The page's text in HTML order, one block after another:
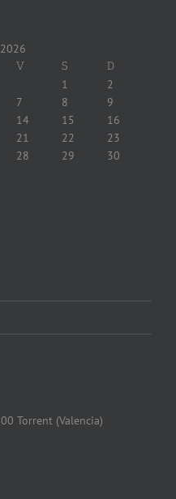
V S D
1
2
7 8
9
14 15
16
21 22
23
28 29
30
Torrent (Valencia)